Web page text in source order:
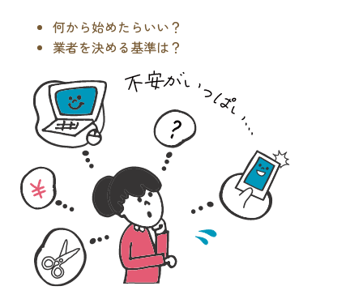
何から始めたらいい？
業者を決める基準は？